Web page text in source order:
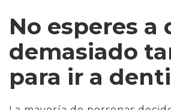
No esperes a
demasiado
para ir a